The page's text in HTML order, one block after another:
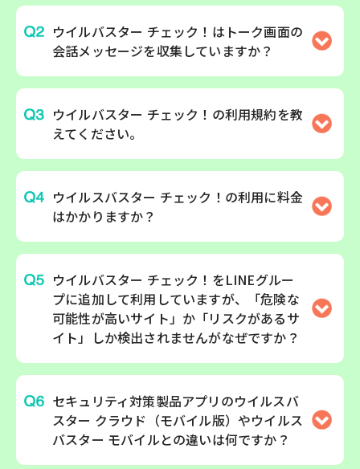
ウイルバスター チェック！はトーク画面の
会話メッセージを収集していますか？
ウイルバスター チェック！の利用規約を教
えてください。
ウイルスバスター チェック！の利用に料金
はかかりますか？
ウイルバスター チェック！をLINEグルー
プに追加して利用していますが、「危険な
可能性が高いサイト」か「リスクがあるサ
イト」しか検出されませんがなぜですか？
セキュリティ対策製品アプリのウイルスバ
スター クラウド（モバイル版）やウイルス
バスター モバイルとの違いは何ですか？